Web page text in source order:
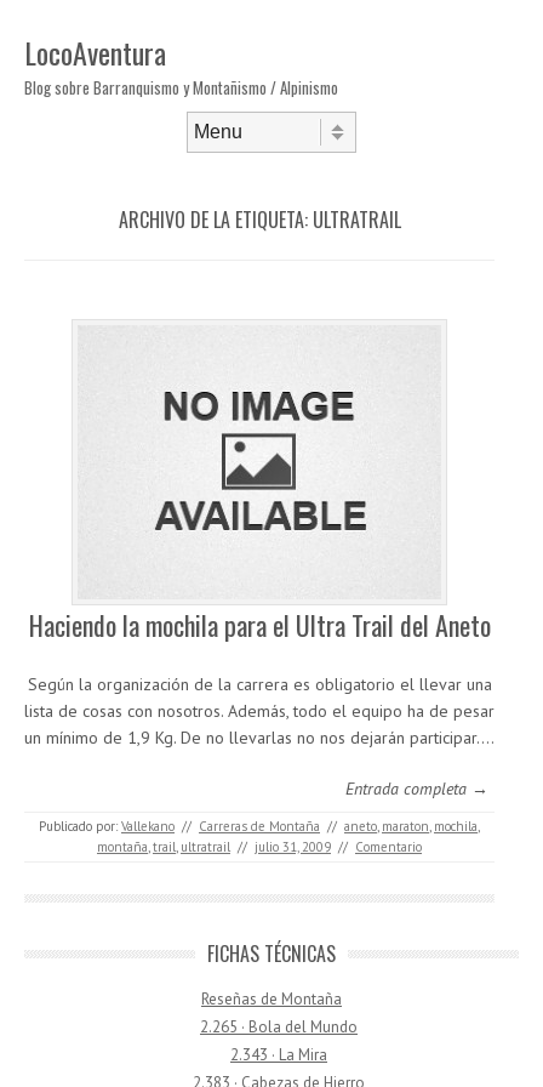
LocoAventura
Blog sobre Barranquismo y Montañismo / Alpinismo
ARCHIVO DE LA ETIQUETA: ULTRATRAIL
Haciendo la mochila para el Ultra Trail del Aneto
Según la organización de la carrera es obligatorio el llevar una
lista de cosas con nosotros. Además, todo el equipo ha de pesar
un mínimo de 1,9 Kg. De no llevarlas no nos dejarán participar.…
Entrada completa →
Publicado por: Vallekano // Carreras de Montaña // aneto, maraton, mochila,
montaña,trail, ultratrail // julio 31, 2009 // Comentario
FICHAS TÉCNICAS
Reseñas de Montaña
2.265 · Bola del Mundo
2.343 · La Mira
2.383 · Cabezas de Hierro